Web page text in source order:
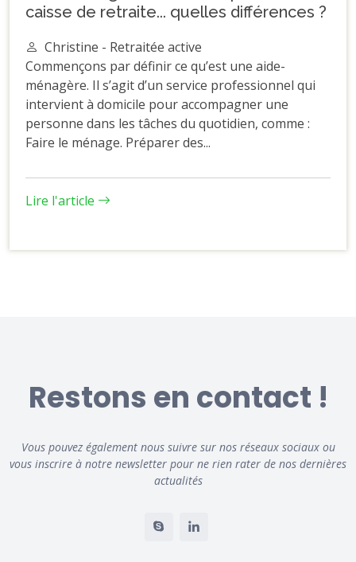
caisse de retraite... quelles différences ?
Christine - Retraitée active
Commençons par définir ce qu’est une aide-
ménagère. Il s’agit d’un service professionnel qui
intervient à domicile pour accompagner une
personne dans les tâches du quotidien, comme :
Faire le ménage. Préparer des...
Lire l'article
Restons en contact !
Vous pouvez également nous suivre sur nos réseaux sociaux ou
vous inscrire à notre newsletter pour ne rien rater de nos dernières
actualités